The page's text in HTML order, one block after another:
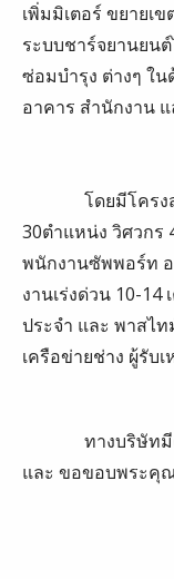
เพิ่มมิเตอร์ ขยายเ
ระบบชาร์จยานยน
ซ่อมบำรุง ต่างๆ ใ
อาคาร สำนักงาน
โดยมีโครงสร้า
30ตำแหน่ง วิศวกร
พนักงานซัพพอร์ท
งานเร่งด่วน 10-
ประจำ และ พาสไ
เครือข่ายช่าง ผู้รับ
ทางบริษัทมีคว
และ ขอขอบพระคุ